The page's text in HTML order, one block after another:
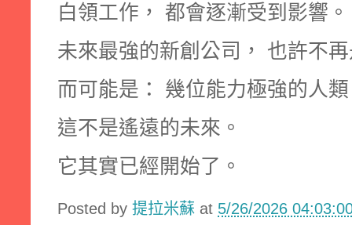
白領工作， 都會逐漸受到影響。
未來最強的新創公司， 也許不
而可能是： 幾位能力極強的人
這不是遙遠的未來。
它其實已經開始了。
Posted by 提拉米蘇 at 5/26/2026